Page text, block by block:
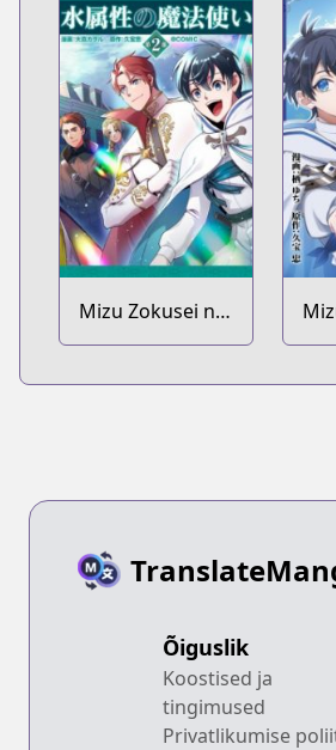
Mizu Zokusei no
Mahoutsukai Dai
Õiguslik
Koostised ja
tingimused
Privatlikumise